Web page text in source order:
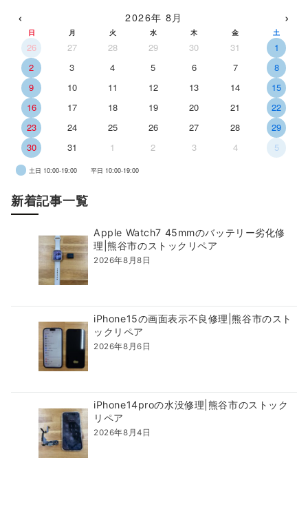
‹ 2026年 8月 ›
日 月 火 水 木 金 土
26 27 28 29 30 31
1
2
3 4 5 6 7
8
9
10 11 12 13 14
15
16
17 18 19 20 21
22
23
24 25 26 27 28
29
30
31 1 2 3 4 5
土日 10:00-19:00 平日 10:00-19:00
新着記事一覧
Apple Watch7 45mmのバッテリー劣化修
理|熊谷市のストックリペア
2026年8月8日
iPhone15の画面表示不良修理|熊谷市のスト
ックリペア
2026年8月6日
iPhone14proの水没修理|熊谷市のストック
リペア
2026年8月4日